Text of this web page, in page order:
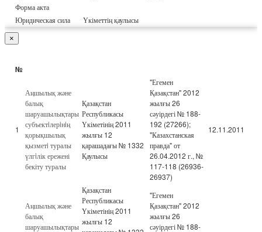
Форма акта
Юридическая сила
Үкіметтің қаулысы
×
№
1
Аңшылық және
балық
шаруашылықтары
субъектiлерiнiң
қорықшылық
қызметi туралы
үлгiлік ережені
бекіту туралы
Қазақстан
Республикасы
Үкіметінің 2011
жылғы 12
қарашадағы № 1332
Қаулысы
"Егемен
Қазақстан" 2012
жылғы 26
сәуірдегі № 188-
192 (27266);
"Казахстанская
правда" от
26.04.2012 г., №
117-118 (26936-
26937)
12.11.2011
Аңшылық және
балық
шаруашылықтары
Қазақстан
Республикасы
Үкіметінің 2011
жылғы 12
"Егемен
Қазақстан" 2012
жылғы 26
сәуірдегі № 188-